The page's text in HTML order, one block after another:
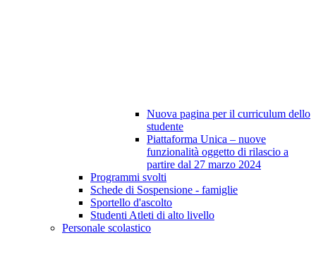
Nuova pagina per il curriculum dello
studente
Piattaforma Unica – nuove
funzionalità oggetto di rilascio a
partire dal 27 marzo 2024
Programmi svolti
Schede di Sospensione - famiglie
Sportello d'ascolto
Studenti Atleti di alto livello
Personale scolastico